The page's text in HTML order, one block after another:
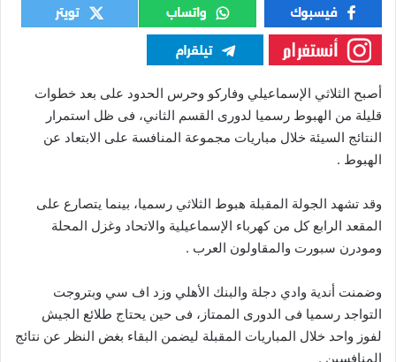
أصبح الثلاثي الإسماعيلي وفاركو وحرس الحدود على بعد خطوات
قليلة من الهبوط رسميا لدورى القسم الثاني، فى ظل استمرار
النتائج السيئة خلال مباريات مجموعة المنافسة على الابتعاد عن
الهبوط .
وقد تشهد الجولة المقبلة هبوط الثلاثي رسميا، بينما يتصارع على
المقعد الرابع كل من كهرباء الإسماعيلية والاتحاد وغزل المحلة
ومودرن سبورت والمقاولون العرب .
وضمنت أندية وادي دجلة والبنك الأهلي وزد اف سي وبتروجت
التواجد رسميا فى الدورى الممتاز، فى حين يحتاج طلائع الجيش
لفوز واحد خلال المباريات المقبلة ليضمن البقاء بغض النظر عن نتائج
المنافسين .